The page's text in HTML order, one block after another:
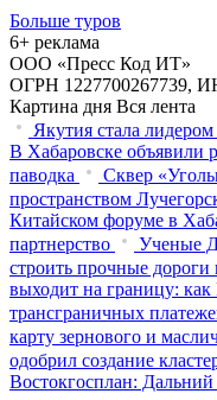
Больше туров
6+ реклама
ООО «Пресс Код ИТ»
ОГРН 1227700267739,
Картина дня Вся лента
Якутия стала
В Хабаровске объявили
паводка
Сквер
пространством
Китайском форуме в
партнерство
Ученые
строить прочные
выходит на границу:
трансграничных
карту зернового и
одобрил создание
Востокгосплан: